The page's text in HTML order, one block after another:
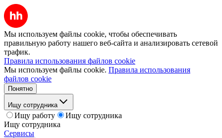
Мы используем файлы cookie, чтобы обеспечивать
правильную работу нашего веб-сайта и анализировать сетевой
трафик.
Правила использования файлов cookie
Мы используем файлы cookie. Правила использования
файлов cookie
Понятно
Ищу сотрудника
Ищу работу
Ищу сотрудника
Ищу сотрудника
Сервисы